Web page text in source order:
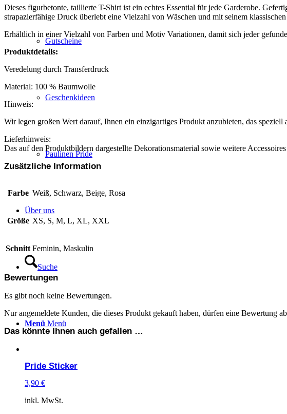
Gutscheine
Geschenkideen
Paulinen Pride
Über uns
Suche
Menü Menü
Dieses figurbetonte, taillierte T-Shirt ist ein echtes Essential für jede Garderobe.
strapazierfähige Druck überlebt eine Vielzahl von Wäschen und mit seinem
Erhältlich in einer Vielzahl von Farben und Motiv Variationen, damit sich jeder
Produktdetails:
Veredelung durch Transferdruck
Material: 100 % Baumwolle
Hinweis:
Wir legen großen Wert darauf, Ihnen ein einzigartiges Produkt anzubieten, das
Lieferhinweis:
Das auf den Produktbildern dargestellte Dekorationsmaterial sowie weitere
Zusätzliche Information
Farbe Weiß, Schwarz, Beige, Rosa
Größe XS, S, M, L, XL, XXL
Schnitt Feminin, Maskulin
Bewertungen
Es gibt noch keine Bewertungen.
Nur angemeldete Kunden, die dieses Produkt gekauft haben, dürfen eine Bewertung
Das könnte Ihnen auch gefallen …
Pride Sticker
3,90 €
inkl. MwSt.